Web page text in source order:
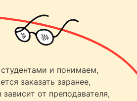
и понимаем,
заказать заранее,
от преподавателя,